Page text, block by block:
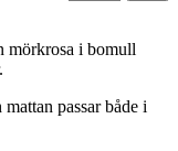
mörkrosa i bomull
passar både i